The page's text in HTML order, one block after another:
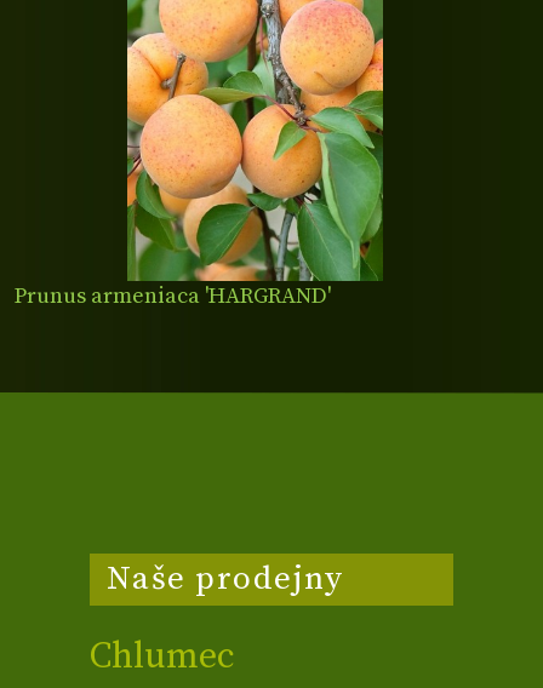
Prunus armeniaca 'HARGRAND'
Naše prodejny
Chlumec